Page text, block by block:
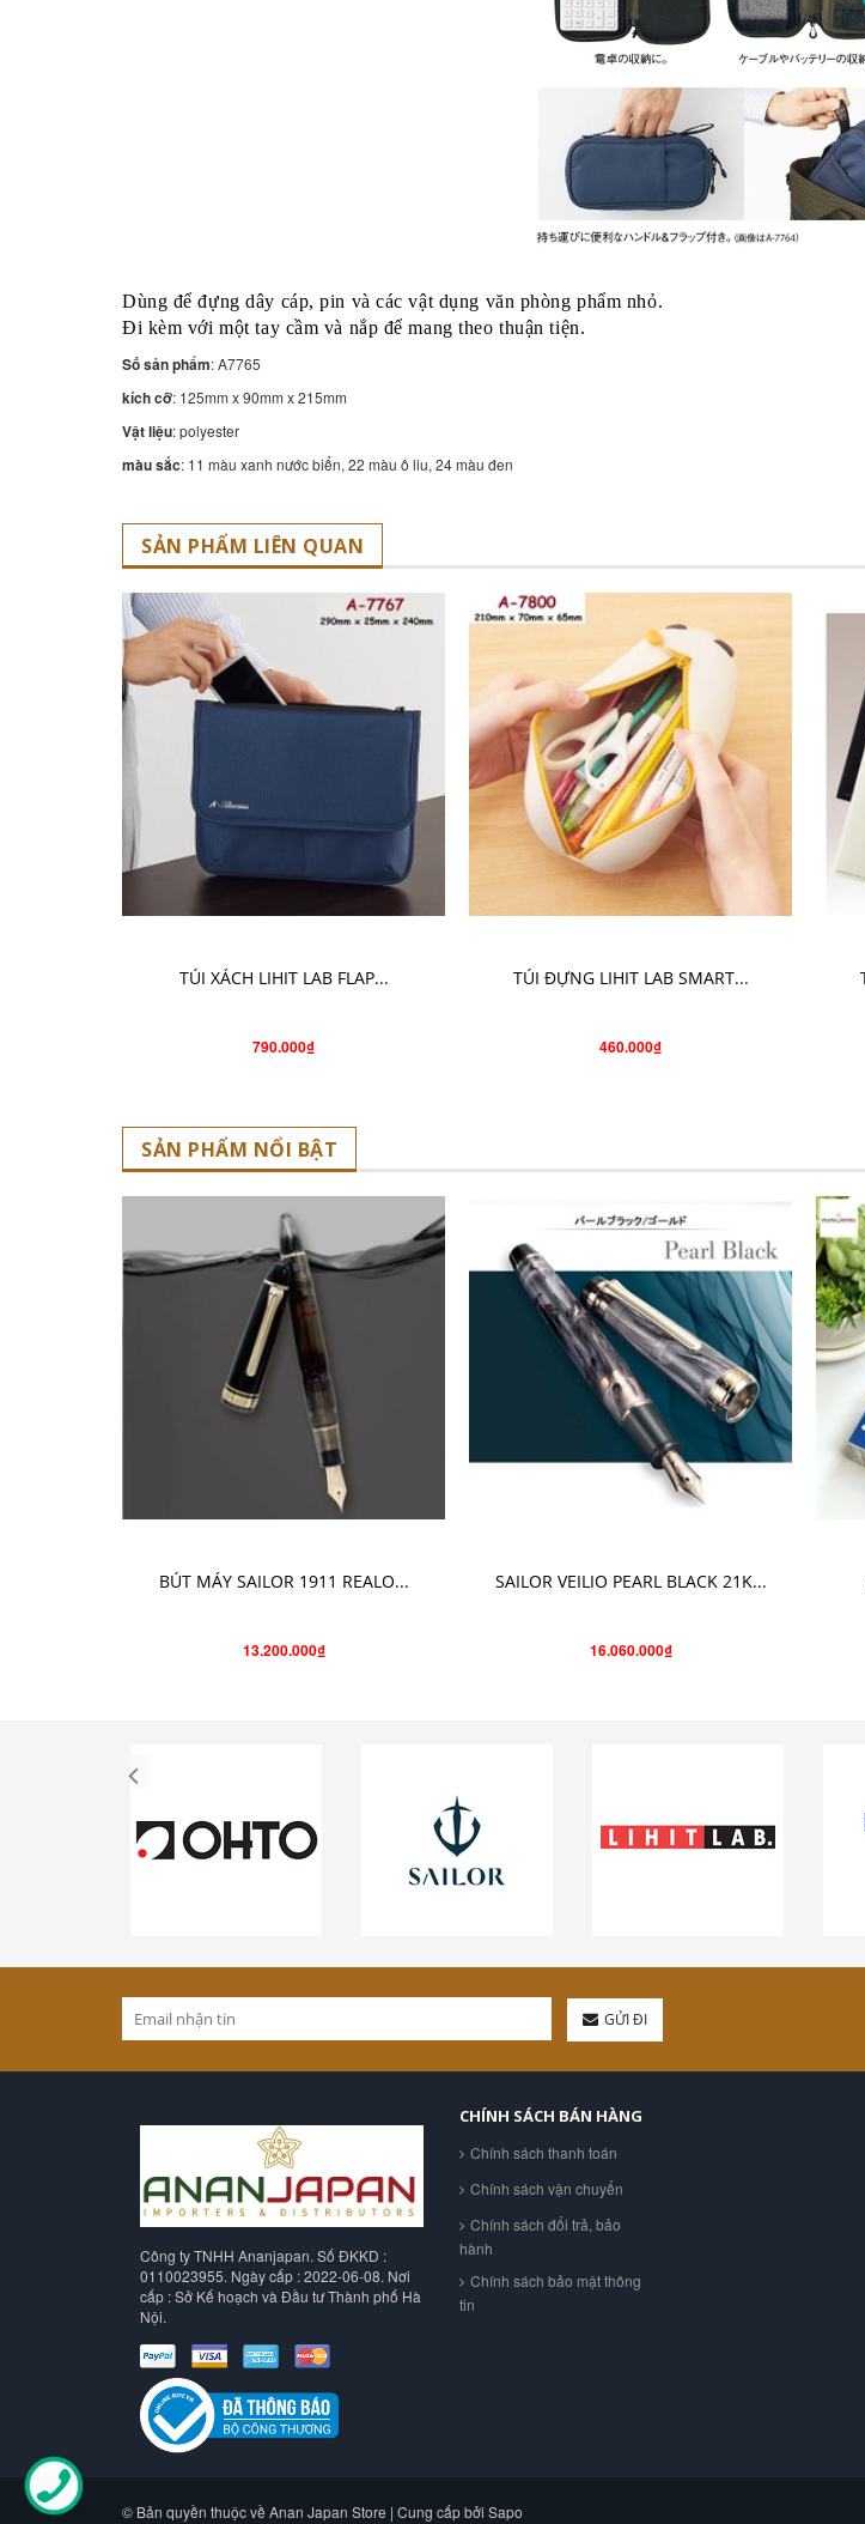
Dùng để đựng dây cáp, pin và các vật dụng văn phòng phẩm nhỏ.
Đi kèm với một tay cầm và nắp để mang theo thuận tiện.
Số sản phẩm: A7765
kích cỡ: 125mm x 90mm x 215mm
Vật liệu: polyester
màu sắc: 11 màu xanh nước biển, 22 màu ô liu, 24 màu đen
SẢN PHẨM LIÊN QUAN
TÚI XÁCH LIHIT LAB FLAP...
790.000₫
TÚI ĐỰNG LIHIT LAB SMART...
460.000₫
SẢN PHẨM NỔI BẬT
BÚT MÁY SAILOR 1911 REALO...
13.200.000₫
SAILOR VEILIO PEARL BLACK 21K...
16.060.000₫
GỬI ĐI
Công ty TNHH Ananjapan. Số ĐKKD :
0110023955. Ngày cấp : 2022-06-08. Nơi
cấp : Sở Kế hoạch và Đầu tư Thành phố Hà
Nội.
CHÍNH SÁCH BÁN HÀNG
Chính sách thanh toán
Chính sách vận chuyển
Chính sách đổi trả, bảo
hành
Chính sách bảo mật thông
tin
© Bản quyền thuộc về Anan Japan Store | Cung cấp bởi Sapo